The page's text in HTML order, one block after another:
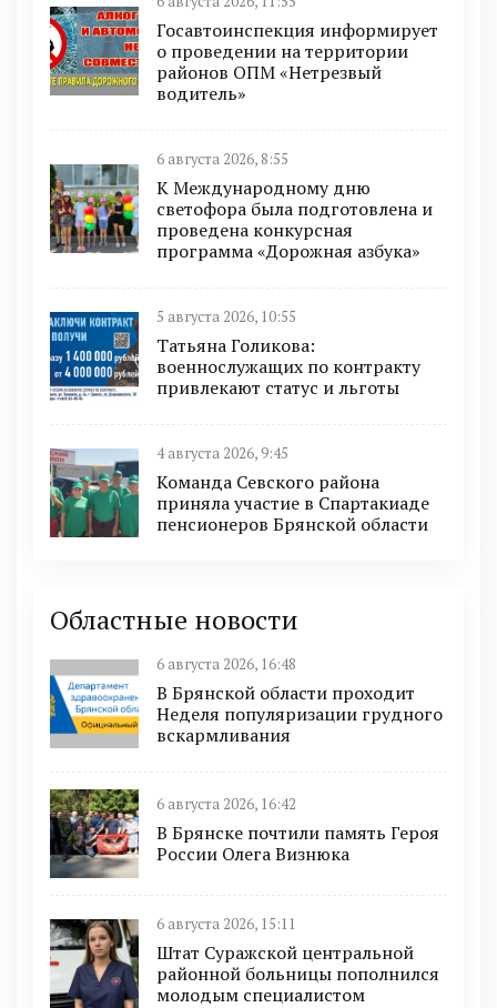
Госавтоинспекция информирует
о проведении на территории
районов ОПМ «Нетрезвый
водитель»
6 августа 2026, 8:55
К Международному дню
светофора была подготовлена и
проведена конкурсная
программа «Дорожная азбука»
5 августа 2026, 10:55
Татьяна Голикова:
военнослужащих по контракту
привлекают статус и льготы
4 августа 2026, 9:45
Команда Севского района
приняла участие в Спартакиаде
пенсионеров Брянской области
Областные новости
6 августа 2026, 16:48
В Брянской области проходит
Неделя популяризации грудного
вскармливания
6 августа 2026, 16:42
В Брянске почтили память Героя
России Олега Визнюка
6 августа 2026, 15:11
Штат Суражской центральной
районной больницы пополнился
молодым специалистом